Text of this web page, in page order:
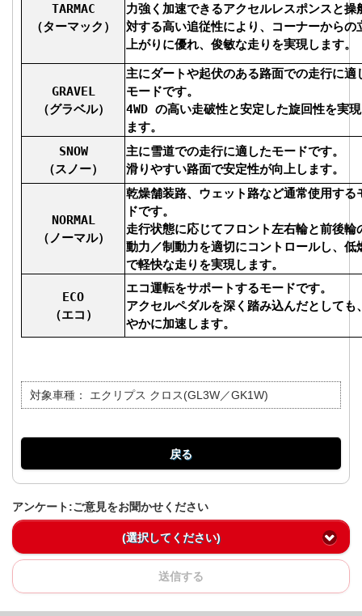
TARMAC
（ターマック）
力強く加速できるアクセルレスポンスと操
対する高い追従性により、コーナーからの
上がりに優れ、俊敏な走りを実現します。
GRAVEL
（グラベル）
主にダートや起伏のある路面での走行に適
モードです。
4WD の高い走破性と安定した旋回性を実
ます。
SNOW
（スノー）
主に雪道での走行に適したモードです。
滑りやすい路面で安定性が向上します。
NORMAL
（ノーマル）
乾燥舗装路、ウェット路など通常使用する
ドです。
走行状態に応じてフロント左右輪と前後輪
動力／制動力を適切にコントロールし、低
で軽快な走りを実現します。
ECO
（エコ）
エコ運転をサポートするモードです。
アクセルペダルを深く踏み込んだとしても
やかに加速します。
対象車種： エクリプス クロス(GL3W／GK1W)
戻る
アンケート:ご意見をお聞かせください
(選択してください)
送信する